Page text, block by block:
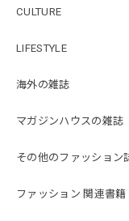
CULTURE
LIFESTYLE
海外の雑誌
マガジンハウスの雑誌
その他のファッション
ファッション 関連書籍